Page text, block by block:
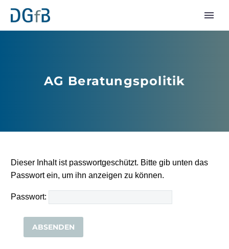
AG Beratungspolitik
Dieser Inhalt ist passwortgeschützt. Bitte gib unten das
Passwort ein, um ihn anzeigen zu können.
Passwort: